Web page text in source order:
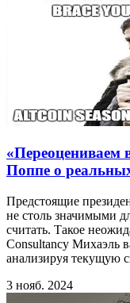
Поппе о
Предстоящие
не столь значимыми
считать. Такое
Consultancy Михаэль
анализируя текущую
3 нояб. 2024